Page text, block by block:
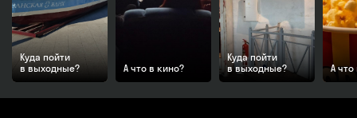
Куда пойти
в выходные?
А что в кино?
Куда пойти
в выходные?
А что